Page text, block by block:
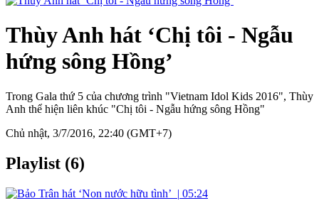
Thùy Anh hát ‘Chị tôi - Ngẫu
hứng sông Hồng’
Trong Gala thứ 5 của chương trình "Vietnam Idol Kids 2016", Thùy
Anh thể hiện liên khúc "Chị tôi - Ngẫu hứng sông Hồng"
Chủ nhật, 3/7/2016, 22:40 (GMT+7)
Playlist (6)
| 05:24